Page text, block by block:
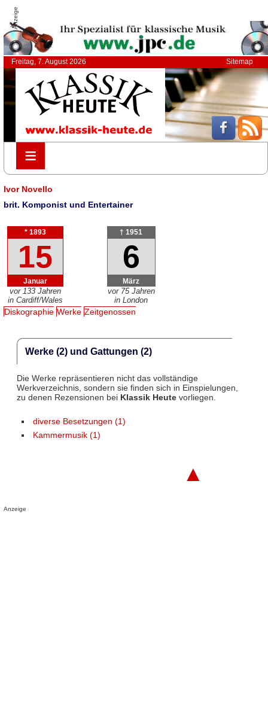
Anzeige
Freitag, 7. August 2026 Sitemap
≡
≡
Ivor Novello
brit. Komponist und Entertainer
* 1893
15
Januar
vor 133 Jahren
in Cardiff/Wales
† 1951
6
März
vor 75 Jahren
in London
Diskographie Werke Zeitgenossen
Werke (2) und Gattungen (2)
Die Werke repräsentieren nicht das vollständige
Werkverzeichnis, sondern sie finden sich in Einspielungen,
zu denen Rezensionen bei Klassik Heutevorliegen.
diverse Besetzungen (1)
Kammermusik (1)
▲
Anzeige